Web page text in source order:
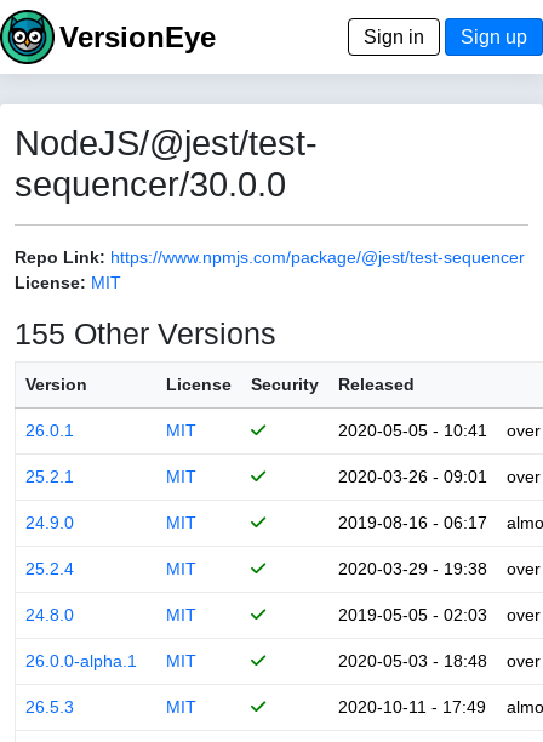
VersionEye Sign in Sign up
NodeJS/@jest/test-
sequencer/30.0.0
Repo Link: https://www.npmjs.com/package/@jest/test-sequencer
License: MIT
155 Other Versions
Version License Security Released
26.0.1 MIT 2020-05-05 - 10:41
25.2.1 MIT 2020-03-26 - 09:01
24.9.0 MIT 2019-08-16 - 06:17
25.2.4 MIT 2020-03-29 - 19:38
24.8.0 MIT 2019-05-05 - 02:03
26.0.0-alpha.1 MIT 2020-05-03 - 18:48
26.5.3 MIT 2020-10-11 - 17:49